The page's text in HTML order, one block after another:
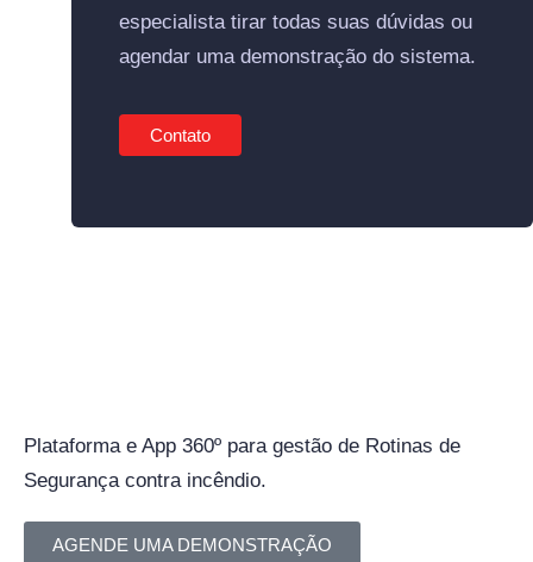
especialista tirar todas suas dúvidas ou
agendar uma demonstração do sistema.
Contato
Plataforma e App 360º para gestão de Rotinas de
Segurança contra incêndio.
AGENDE UMA DEMONSTRAÇÃO